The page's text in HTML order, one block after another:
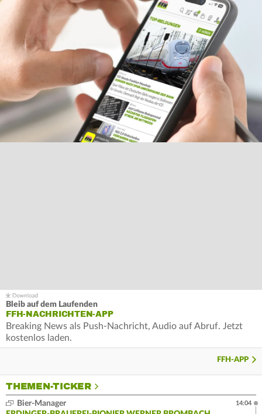
Bleib auf dem Laufenden
FFH-NACHRICHTEN-APP
Breaking News als Push-Nachricht, Audio auf Abruf. Jetzt
kostenlos laden.
FFH-APP
THEMEN-TICKER
Bier-Manager
14:04